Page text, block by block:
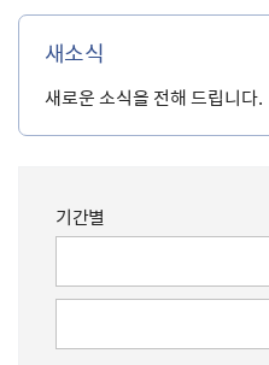
새소식
새로운 소식을 전해 드립니다.
기간별